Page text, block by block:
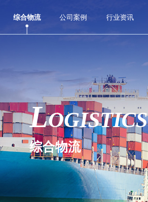
综合物流 公司案例 行业资讯
LOGISTICS
综合物流